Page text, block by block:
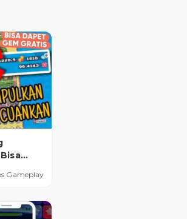
Gameplay